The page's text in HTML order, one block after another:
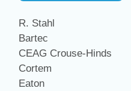
R. Stahl
Bartec
CEAG Crouse-Hinds
Cortem
Eaton